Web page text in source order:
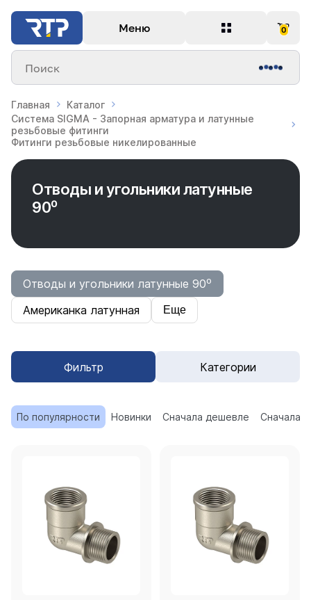
Меню 0
Поиск
Главная
Каталог
Система SIGMA - Запорная арматура и латунные
резьбовые фитинги
Фитинги резьбовые никелированные
Отводы и угольники латунные
90⁰
Отводы и угольники латунные 90⁰
Американка латунная
Еще
Фильтр Категории
По популярности Новинки Сначала дешевле Сначала